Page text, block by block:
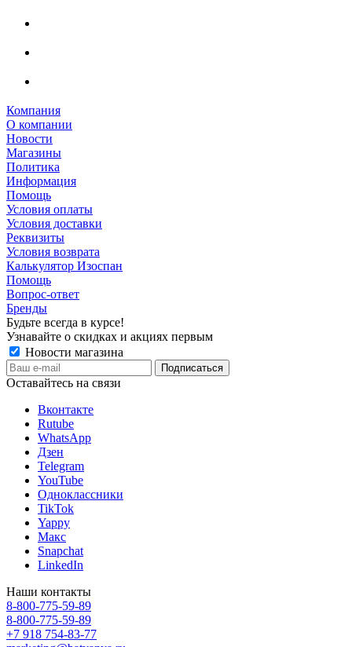
Компания
О компании
Новости
Магазины
Политика
Информация
Помощь
Условия оплаты
Условия доставки
Реквизиты
Условия возврата
Калькулятор Изоспан
Помощь
Вопрос-ответ
Бренды
Будьте всегда в курсе!
Узнавайте о скидках и акциях первым
Новости магазина
Оставайтесь на связи
Вконтакте
Rutube
WhatsApp
Дзен
Telegram
YouTube
Одноклассники
TikTok
Yappy
Макс
Snapchat
LinkedIn
Наши контакты
8-800-775-59-89
8-800-775-59-89
+7 918 754-83-77